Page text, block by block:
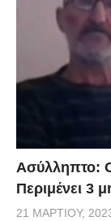
Ασύλληπτο:
Περιμένει 3
21 ΜΑΡΤΊΟΥ,